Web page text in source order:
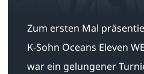
Zum ersten Mal
K-Sohn Oceans Eleven
war ein gelungener